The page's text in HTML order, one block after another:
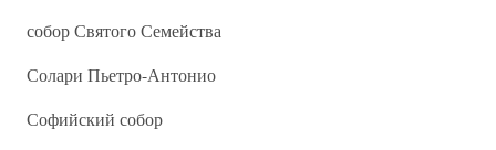
собор Святого Семейства
Солари Пьетро-Антонио
Софийский собор